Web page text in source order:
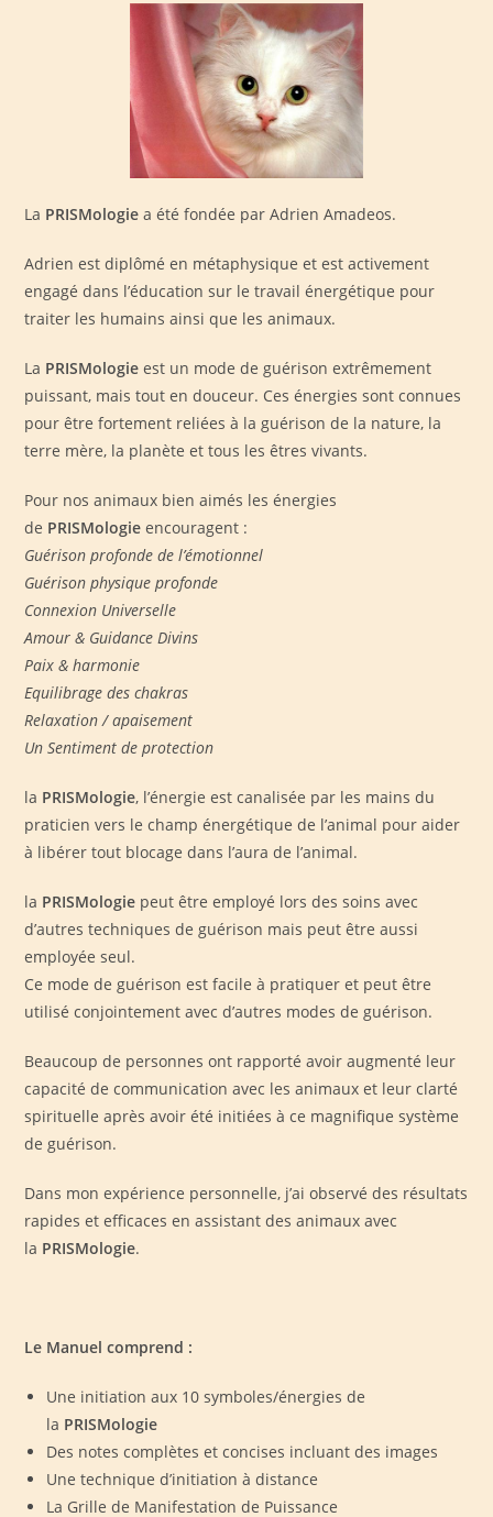
La PRISMologie a été fondée par Adrien Amadeos.
Adrien est diplômé en métaphysique et est activement
engagé dans l’éducation sur le travail énergétique pour
traiter les humains ainsi que les animaux.
La PRISMologie est un mode de guérison extrêmement
puissant, mais tout en douceur. Ces énergies sont connues
pour être fortement reliées à la guérison de la nature, la
terre mère, la planète et tous les êtres vivants.
Pour nos animaux bien aimés les énergies
de PRISMologie encouragent :
Guérison profonde de l’émotionnel
Guérison physique profonde
Connexion Universelle
Amour & Guidance Divins
Paix & harmonie
Equilibrage des chakras
Relaxation / apaisement
Un Sentiment de protection
la PRISMologie, l’énergie est canalisée par les mains du
praticien vers le champ énergétique de l’animal pour aider
à libérer tout blocage dans l’aura de l’animal.
la PRISMologie peut être employé lors des soins avec
d’autres techniques de guérison mais peut être aussi
employée seul.
Ce mode de guérison est facile à pratiquer et peut être
utilisé conjointement avec d’autres modes de guérison.
Beaucoup de personnes ont rapporté avoir augmenté leur
capacité de communication avec les animaux et leur clarté
spirituelle après avoir été initiées à ce magnifique système
de guérison.
Dans mon expérience personnelle, j’ai observé des résultats
rapides et efficaces en assistant des animaux avec
la PRISMologie.
Le Manuel comprend :
Une initiation aux 10 symboles/énergies de
la PRISMologie
Des notes complètes et concises incluant des images
Une technique d’initiation à distance
La Grille de Manifestation de Puissance